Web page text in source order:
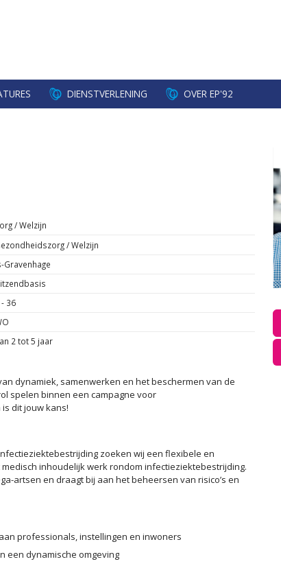
DIENSTVERLENING OVER EP'92
/ Welzijn
/ Welzijn
Gravenhage
- 36
2 tot 5 jaar
dynamiek, samenwerken en het beschermen van de
spelen binnen een campagne voor
dit jouw kans!
zoeken wij een flexibele en
inhoudelijk werk rondom infectieziektebestrijding.
artsen en draagt bij aan het beheersen van risico’s en
professionals, instellingen en inwoners
een dynamische omgeving